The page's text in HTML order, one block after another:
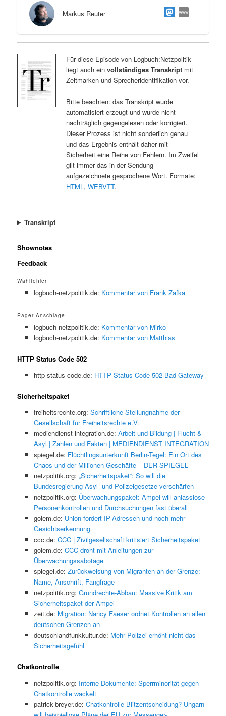
Markus Reuter
Für diese Episode von Logbuch:Netzpolitik
liegt auch ein vollständiges Transkriptmit
Zeitmarken und Sprecheridentifikation vor.
Bitte beachten: das Transkript wurde
automatisiert erzeugt und wurde nicht
nachträglich gegengelesen oder korrigiert.
Dieser Prozess ist nicht sonderlich genau
und das Ergebnis enthält daher mit
Sicherheit eine Reihe von Fehlern. Im Zweifel
gilt immer das in der Sendung
aufgezeichnete gesprochene Wort. Formate:
HTML, WEBVTT.
Transkript
Shownotes
Feedback
Wahlfehler
logbuch-netzpolitik.de: Kommentar von Frank Zafka
Pager-Anschläge
logbuch-netzpolitik.de: Kommentar von Mirko
logbuch-netzpolitik.de: Kommentar von Matthias
HTTP Status Code 502
http-status-code.de: HTTP Status Code 502 Bad Gateway
Sicherheitspaket
freiheitsrechte.org: Schriftliche Stellungnahme der
Gesellschaft für Freiheitsrechte e.V.
mediendienst-integration.de: Arbeit und Bildung | Flucht &
Asyl | Zahlen und Fakten | MEDIENDIENST INTEGRATION
spiegel.de: Flüchtlingsunterkunft Berlin-Tegel: Ein Ort des
Chaos und der Millionen-Geschäfte – DER SPIEGEL
netzpolitik.org: „Sicherheitspaket“: So will die
Bundesregierung Asyl- und Polizeigesetze verschärfen
netzpolitik.org: Überwachungspaket: Ampel will anlasslose
Personenkontrollen und Durchsuchungen fast überall
golem.de: Union fordert IP-Adressen und noch mehr
Gesichtserkennung
ccc.de: CCC | Zivilgesellschaft kritisiert Sicherheitspaket
golem.de: CCC droht mit Anleitungen zur
Überwachungssabotage
spiegel.de: Zurückweisung von Migranten an der Grenze:
Name, Anschrift, Fangfrage
netzpolitik.org: Grundrechte-Abbau: Massive Kritik am
Sicherheitspaket der Ampel
zeit.de: Migration: Nancy Faeser ordnet Kontrollen an allen
deutschen Grenzen an
deutschlandfunkkultur.de: Mehr Polizei erhöht nicht das
Sicherheitsgefühl
Chatkontrolle
netzpolitik.org: Interne Dokumente: Sperrminorität gegen
Chatkontrolle wackelt
patrick-breyer.de: Chatkontrolle-Blitzentscheidung? Ungarn